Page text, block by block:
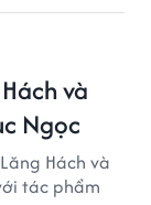
và
Ngọc
Hách và
tác phẩm